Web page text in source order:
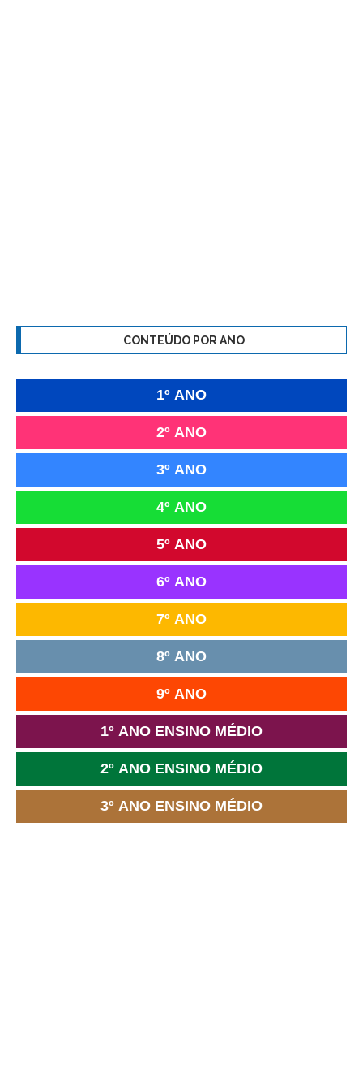
CONTEÚDO POR ANO
1º ANO
2º ANO
3º ANO
4º ANO
5º ANO
6º ANO
7º ANO
8º ANO
9º ANO
1º ANO ENSINO MÉDIO
2º ANO ENSINO MÉDIO
3º ANO ENSINO MÉDIO